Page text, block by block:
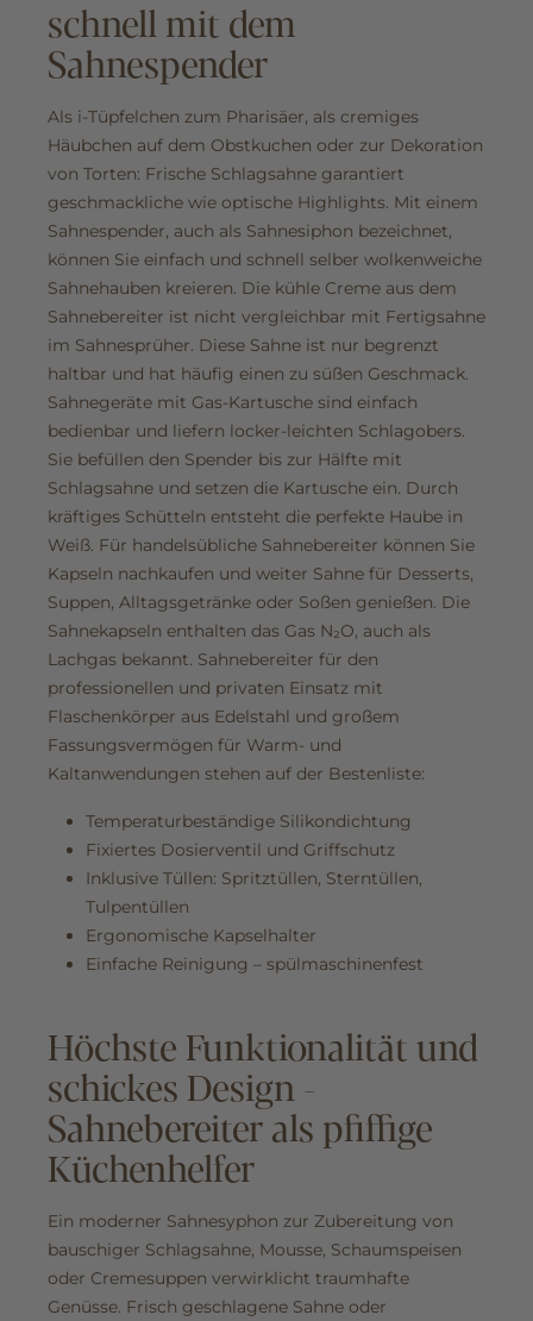
schnell mit dem
Sahnespender
Als i-Tüpfelchen zum Pharisäer, als cremiges
Häubchen auf dem Obstkuchen oder zur Dekoration
von Torten: Frische Schlagsahne garantiert
geschmackliche wie optische Highlights. Mit einem
Sahnespender, auch als Sahnesiphon bezeichnet,
können Sie einfach und schnell selber wolkenweiche
Sahnehauben kreieren. Die kühle Creme aus dem
Sahnebereiter ist nicht vergleichbar mit Fertigsahne
im Sahnesprüher. Diese Sahne ist nur begrenzt
haltbar und hat häufig einen zu süßen Geschmack.
Sahnegeräte mit Gas-Kartusche sind einfach
bedienbar und liefern locker-leichten Schlagobers.
Sie befüllen den Spender bis zur Hälfte mit
Schlagsahne und setzen die Kartusche ein. Durch
kräftiges Schütteln entsteht die perfekte Haube in
Weiß. Für handelsübliche Sahnebereiter können Sie
Kapseln nachkaufen und weiter Sahne für Desserts,
Suppen, Alltagsgetränke oder Soßen genießen. Die
Sahnekapseln enthalten das Gas N₂O, auch als
Lachgas bekannt. Sahnebereiter für den
professionellen und privaten Einsatz mit
Flaschenkörper aus Edelstahl und großem
Fassungsvermögen für Warm- und
Kaltanwendungen stehen auf der Bestenliste:
Temperaturbeständige Silikondichtung
Fixiertes Dosierventil und Griffschutz
Inklusive Tüllen: Spritztüllen, Sterntüllen,
Tulpentüllen
Ergonomische Kapselhalter
Einfache Reinigung – spülmaschinenfest
Höchste Funktionalität und
schickes Design -
Sahnebereiter als pfiffige
Küchenhelfer
Ein moderner Sahnesyphon zur Zubereitung von
bauschiger Schlagsahne, Mousse, Schaumspeisen
oder Cremesuppen verwirklicht traumhafte
Genüsse. Frisch geschlagene Sahne oder